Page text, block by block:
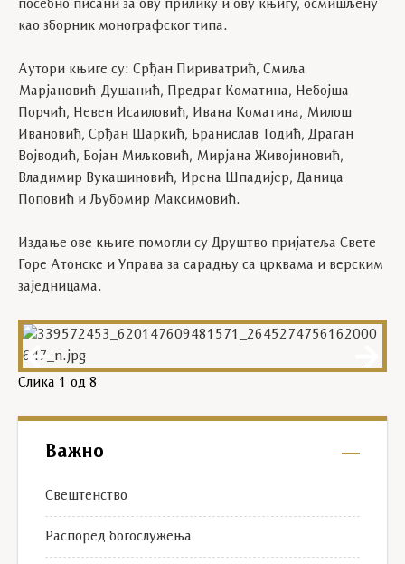
посебно писани за ову прилику и ову књигу, осмишљену
као зборник монографског типа.
Аутори књиге су: Срђан Пириватрић, Смиља
Марјановић-Душанић, Предраг Коматина, Небојша
Порчић, Невен Исаиловић, Ивана Коматина, Милош
Ивановић, Срђан Шаркић, Бранислав Тодић, Драган
Војводић, Бојан Миљковић, Мирјана Живојиновић,
Владимир Вукашиновић, Ирена Шпадијер, Даница
Поповић и Љубомир Максимовић.
Издање ове књиге помогли су Друштво пријатеља Свете
Горе Атонске и Управа за сарадњу са црквама и верским
заједницама.
Слика 1 од 8
Важно
Свештенство
Распоред богослужења